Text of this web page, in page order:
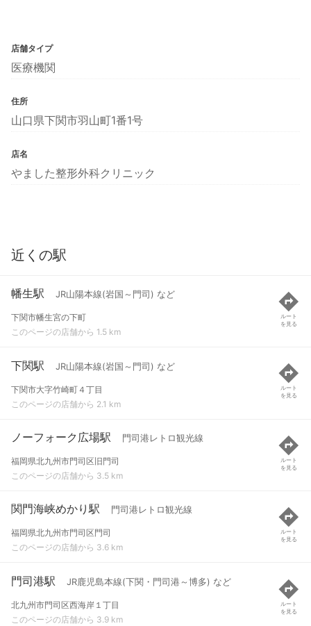
店舗タイプ
医療機関
住所
山口県下関市羽山町1番1号
店名
やました整形外科クリニック
近くの駅
幡生駅 JR山陽本線(岩国～門司) など
下関市幡生宮の下町
このページの店舗から 1.5 km
ルート
を見る
下関駅 JR山陽本線(岩国～門司) など
下関市大字竹崎町４丁目
このページの店舗から 2.1 km
ルート
を見る
ノーフォーク広場駅 門司港レトロ観光線
福岡県北九州市門司区旧門司
このページの店舗から 3.5 km
ルート
を見る
関門海峡めかり駅 門司港レトロ観光線
福岡県北九州市門司区門司
このページの店舗から 3.6 km
ルート
を見る
門司港駅 JR鹿児島本線(下関・門司港～博多) など
北九州市門司区西海岸１丁目
このページの店舗から 3.9 km
ルート
を見る